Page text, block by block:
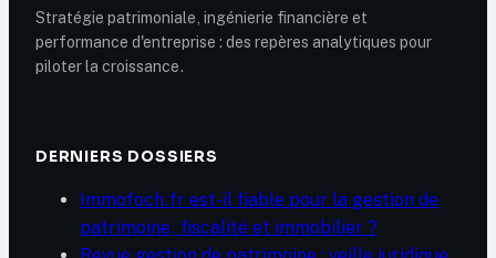
Stratégie patrimoniale, ingénierie financière et
performance d'entreprise : des repères analytiques pour
piloter la croissance.
DERNIERS DOSSIERS
Immofoch.fr est-il fiable pour la gestion de
patrimoine, fiscalité et immobilier ?